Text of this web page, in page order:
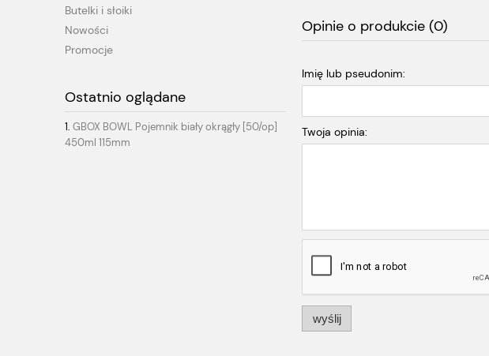
Butelki i słoiki
Nowości
Promocje
Ostatnio oglądane
GBOX BOWL Pojemnik biały okrągły [50/op]
450ml 115mm
Opinie o produkcie (0)
Imię lub pseudonim:
Twoja opinia:
wyślij